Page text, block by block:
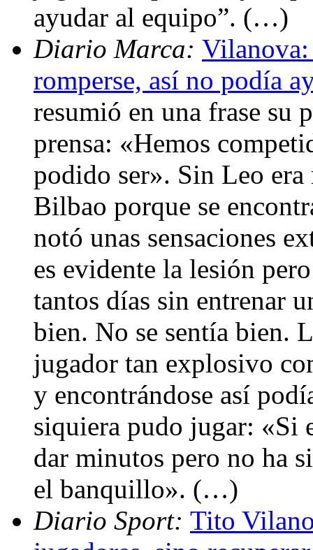
ayudar al equipo”. (…)
Diario Marca:
romperse, así no podía
resumió en una frase su
prensa: «Hemos
podido ser». Sin Leo
Bilbao porque se
notó unas sensaciones
es evidente la lesión
tantos días sin entrenar
bien. No se sentía bien.
jugador tan explosivo
y encontrándose así
siquiera pudo jugar: «Si
dar minutos pero no ha
el banquillo». (…)
Diario Sport: Tito